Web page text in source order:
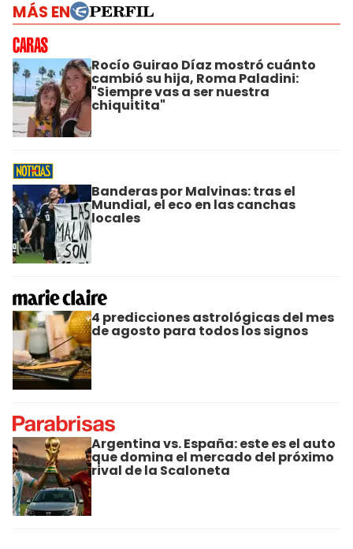
MÁS EN
Rocío Guirao Díaz mostró cuánto
cambió su hija, Roma Paladini:
"Siempre vas a ser nuestra
chiquitita"
Banderas por Malvinas: tras el
Mundial, el eco en las canchas
locales
4 predicciones astrológicas del mes
de agosto para todos los signos
Argentina vs. España: este es el auto
que domina el mercado del próximo
rival de la Scaloneta